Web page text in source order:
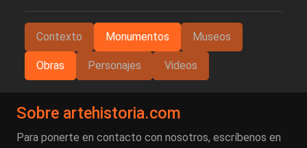
Contexto Monumentos Museos
Obras Personajes Videos
Sobre artehistoria.com
Para ponerte en contacto con nosotros, escríbenos en